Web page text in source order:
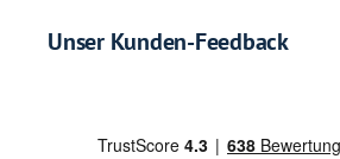
Unser Kunden-Feedback